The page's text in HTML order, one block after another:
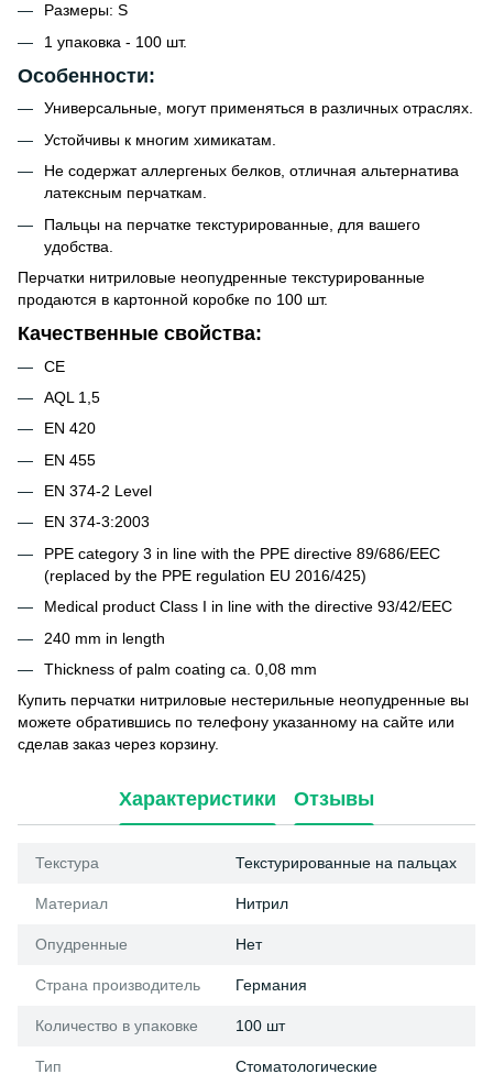
Размеры: S
1 упаковка - 100 шт.
Особенности:
Универсальные, могут применяться в различных отраслях.
Устойчивы к многим химикатам.
Не содержат аллергеных белков, отличная альтернатива
латексным перчаткам.
Пальцы на перчатке текстурированные, для вашего
удобства.
Перчатки нитриловые неопудренные текстурированные
продаются в картонной коробке по 100 шт.
Качественные свойства:
CE
AQL 1,5
EN 420
EN 455
EN 374-2 Level
EN 374-3:2003
PPE category 3 in line with the PPE directive 89/686/EEC
(replaced by the PPE regulation EU 2016/425)
Medical product Class I in line with the directive 93/42/EEC
240 mm in length
Thickness of palm coating ca. 0,08 mm
Купить перчатки нитриловые нестерильные неопудренные вы
можете обратившись по телефону указанному на сайте или
сделав заказ через корзину.
Характеристики Отзывы
Текстура Текстурированные на пальцах
Материал Нитрил
Опудренные Нет
Страна производитель Германия
Количество в упаковке 100 шт
Тип Стоматологические